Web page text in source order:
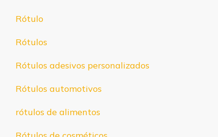
Rótulo
Rótulos
Rótulos adesivos personalizados
Rótulos automotivos
rótulos de alimentos